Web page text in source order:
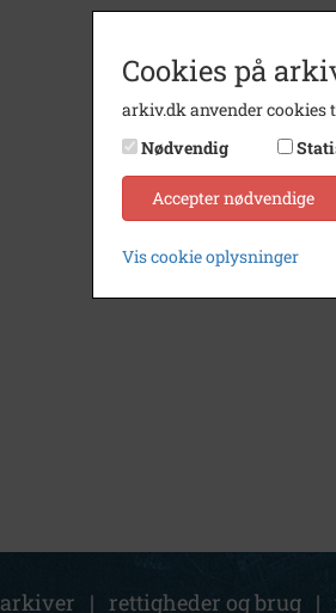
arkiver | rettigheder og brug |
Cookies på
arkiv.dk anvender cookies
Nødvendig
Accepter nødvendige
Vis cookie oplysninger